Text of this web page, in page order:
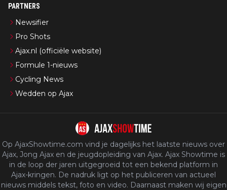
PARTNERS
Newsifier
Pro Shots
Ajax.nl (officiële website)
Formule 1-nieuws
Cycling News
Wedden op Ajax
Op AjaxShowtime.com vind je dagelijks het laatste nieuws over
Ajax, Jong Ajax en de jeugdopleiding van Ajax. Ajax Showtime is
in de loop der jaren uitgegroeid tot een bekend platform in
Ajax-kringen. De nadruk ligt op het publiceren van actueel
nieuws middels tekst, foto en video. Daarnaast maken wij eigen